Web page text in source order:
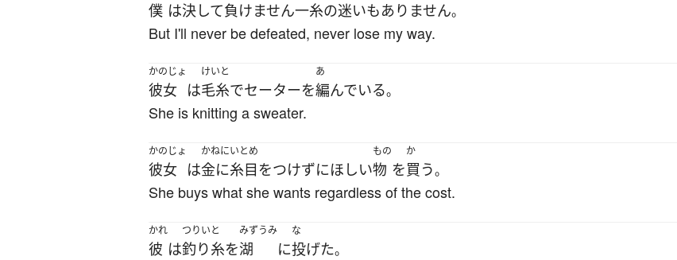
僕 は決して負けません一糸の迷いもありません。
But I'll never be defeated, never lose my way.
かのじょ
彼女 は
けいと
毛糸でセーターを
あ
編んでいる。
She is knitting a sweater.
かのじょ
彼女 は
かねにいとめ
金に糸目をつけずにほしい
もの
物 を
か
買う。
She buys what she wants regardless of the cost.
かれ
彼 は
つりいと
釣り糸を
みずうみ
湖 に
な
投げた。